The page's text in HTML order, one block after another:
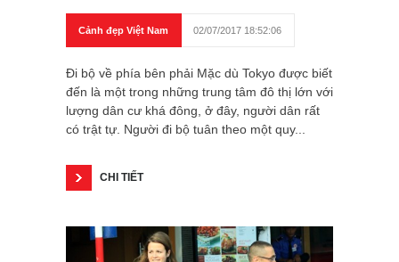
Cảnh đẹp Việt Nam 02/07/2017 18:52:06
Đi bộ về phía bên phải Mặc dù Tokyo được biết
đến là một trong những trung tâm đô thị lớn với
lượng dân cư khá đông, ở đây, người dân rất
có trật tự. Người đi bộ tuân theo một quy...
CHI TIẾT